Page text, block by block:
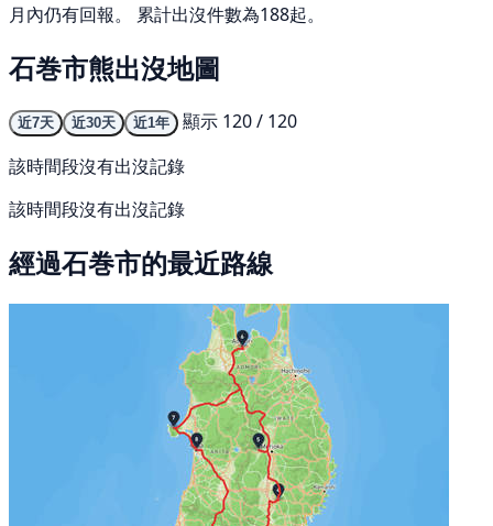
月內仍有回報。 累計出沒件數為188起。
石巻市熊出沒地圖
近7天 近30天 近1年
顯示 120 / 120
該時間段沒有出沒記錄
該時間段沒有出沒記錄
經過石巻市的最近路線